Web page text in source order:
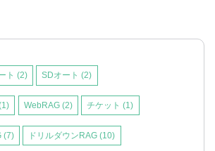
ト (2) SDオート(2)
WebRAG (2) チケット(1)
(7) ドリルダウンRAG(10)